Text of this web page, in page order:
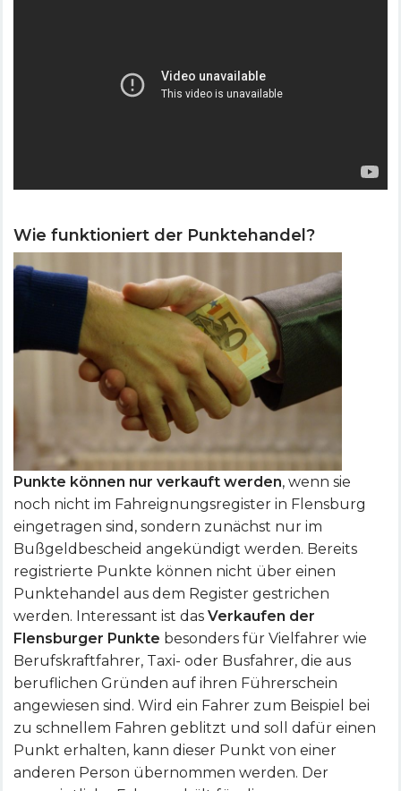
Wie funktioniert der Punktehandel?
Punkte können nur verkauft werden, wenn sie
noch nicht im Fahreignungsregister in Flensburg
eingetragen sind, sondern zunächst nur im
Bußgeldbescheid angekündigt werden. Bereits
registrierte Punkte können nicht über einen
Punktehandel aus dem Register gestrichen
werden. Interessant ist das Verkaufen der
Flensburger Punkte besonders für Vielfahrer wie
Berufskraftfahrer, Taxi- oder Busfahrer, die aus
beruflichen Gründen auf ihren Führerschein
angewiesen sind. Wird ein Fahrer zum Beispiel bei
zu schnellem Fahren geblitzt und soll dafür einen
Punkt erhalten, kann dieser Punkt von einer
anderen Person übernommen werden. Der